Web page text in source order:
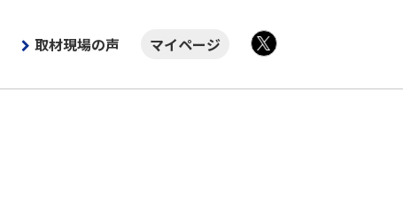
取材現場の声
マイページ